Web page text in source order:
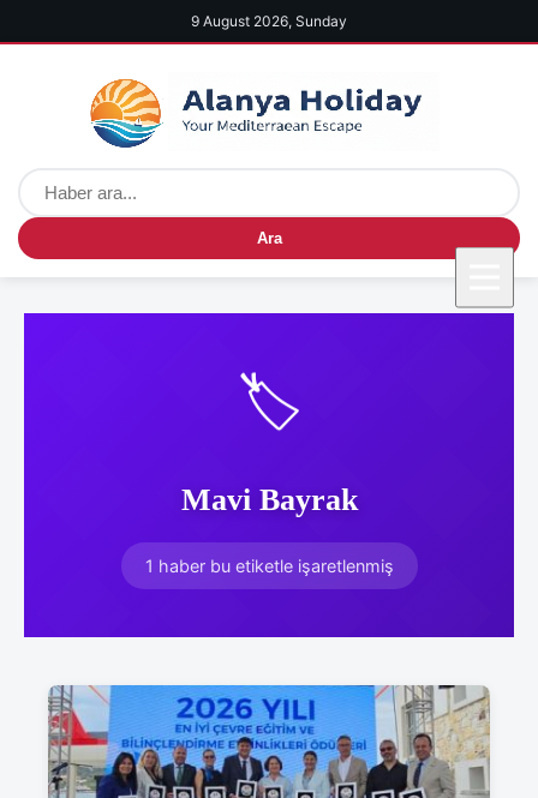
9 August 2026, Sunday
Ara
🏷️
Mavi Bayrak
1 haber bu etiketle işaretlenmiş